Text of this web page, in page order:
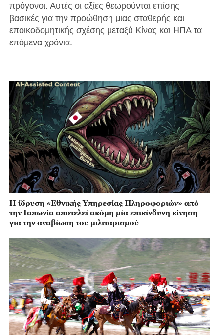
πρόγονοι. Αυτές οι αξίες θεωρούνται επίσης
βασικές για την προώθηση μιας σταθερής και
εποικοδομητικής σχέσης μεταξύ Κίνας και ΗΠΑ τα
επόμενα χρόνια.
Η ίδρυση «Εθνικής Υπηρεσίας Πληροφοριών» από
την Ιαπωνία αποτελεί ακόμη μία επικίνδυνη κίνηση
για την αναβίωση του μιλιταρισμού